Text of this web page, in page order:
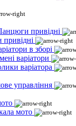
привідні
привідні
в зборі
варіатори
варіатора
управління
мото